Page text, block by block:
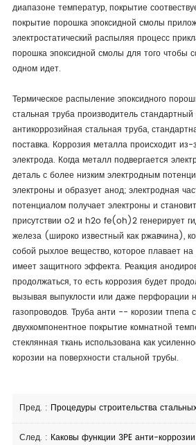
диапазоне температур, покрытие
покрытие порошка эпоксидной смолы
электростатический распыляя процесс
порошка эпоксидной смолы для того чтобы
одном идет.
Термическое распыление эпоксидного
стальная труба производитель
антикоррозийная стальная труба,
поставка. Коррозия металла происходит
электрода. Когда металл подвергается
деталь с более низким электродным
электроны и образует анод; электродная
потенциалом получает электроны и
присутствии o2 и h2o fe(oh)2 генерирует
железа (широко известный как ржавчина),
собой рыхлое вещество, которое плавает
имеет защитного эффекта. Реакция
продолжаться, то есть коррозия будет
вызывая выпуклости или даже перфорации
газопроводов. Труба анти -- корозии тпепа
двухкомпонентное покрытие комнатной
стеклянная ткань использована как
корозии на поверхности стальной трубы.
Пред. : Процедуры строительства стальных труб
След. : Каковы функции 3PE анти-коррозии